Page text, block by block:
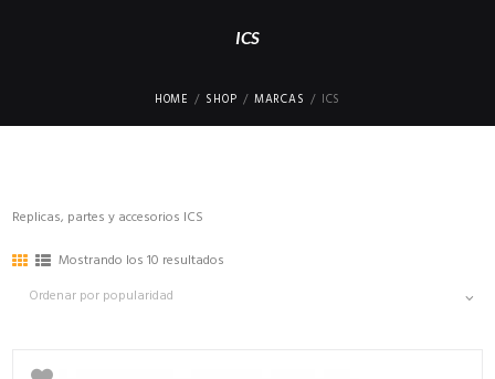
ICS
HOME SHOP MARCAS ICS
Replicas, partes y accesorios ICS
Mostrando los 10 resultados